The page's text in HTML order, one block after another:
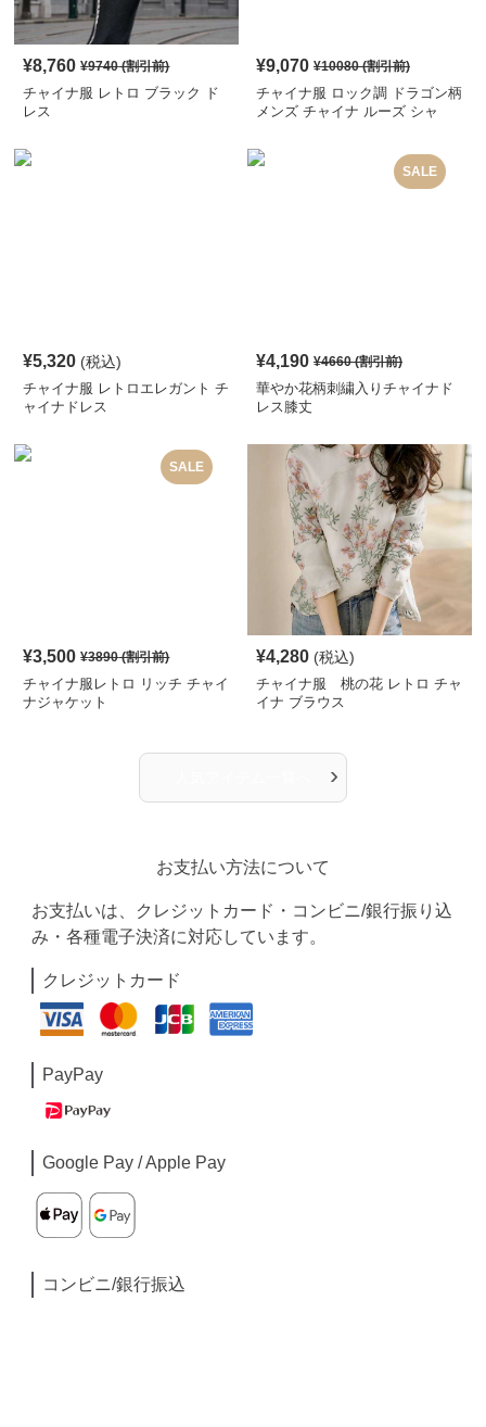
¥8,760 ¥9740(割引前)
チャイナ服 レトロ ブラック ド
レス
¥9,070 ¥10080(割引前)
チャイナ服 ロック調 ドラゴン柄
メンズ チャイナ ルーズ シャ
¥5,320 (税込)
チャイナ服 レトロエレガント チ
ャイナドレス
SALE
¥4,190 ¥4660(割引前)
華やか花柄刺繍入りチャイナド
レス膝丈
SALE
¥3,500 ¥3890(割引前)
チャイナ服レトロ リッチ チャイ
ナジャケット
¥4,280 (税込)
チャイナ服 桃の花 レトロ チャ
イナ ブラウス
›
お支払い方法について
お支払いは、クレジットカード・コンビニ/銀行振り込
み・各種電子決済に対応しています。
クレジットカード
PayPay
Google Pay / Apple Pay
コンビニ/銀行振込